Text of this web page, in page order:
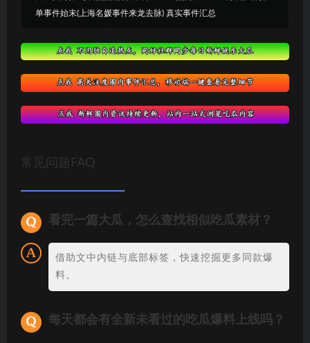
单事件始末(上海名媛事件来龙去脉) 真实事件汇总
常见问题FAQ
看完一篇大瓜，怎么查找相似吃瓜素材？
借助文中内链与底部标签，快速挖掘更多同款爆
料。
每天都会有全新未看过的吃瓜爆料上线吗？